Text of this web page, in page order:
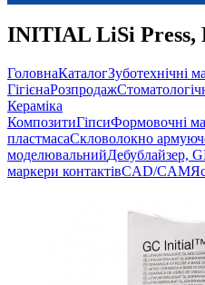
INITIAL LiSi Press,
ГоловнаКаталогЗуботехнічні
ГігієнаРозпродаж
Кераміка
КомпозитиГіпсиФормовочні
пластмасаСкловолокно
моделювальнийДебублайзер,
маркери контактівCAD/CAM